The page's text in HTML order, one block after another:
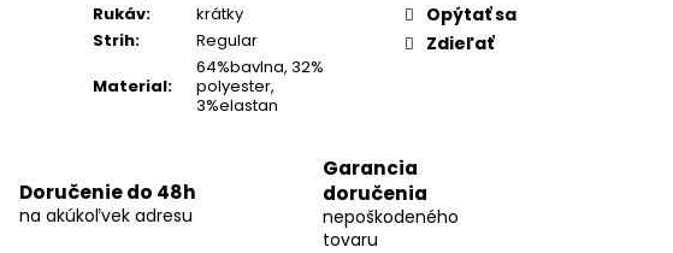
Rukáv:
krátky
Strih:
Regular
Material:
64%bavlna, 32%
polyester,
3%elastan
Opýtať sa
Zdieľať
Doručenie do 48h
na akúkoľvek adresu
Garancia
doručenia
nepoškodeného
tovaru